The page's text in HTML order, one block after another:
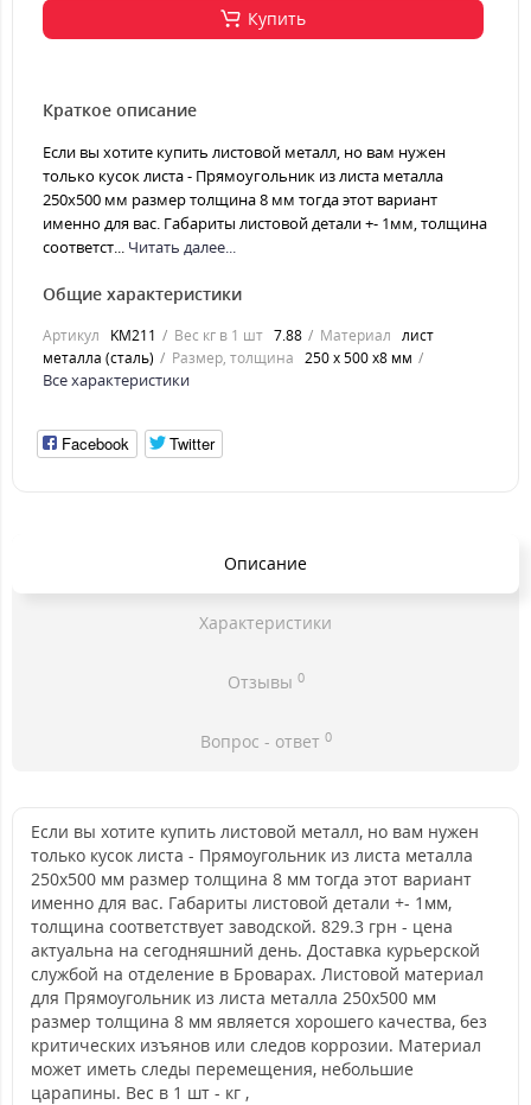
Купить
Краткое описание
Если вы хотите купить листовой металл, но вам нужен
только кусок листа - Прямоугольник из листа металла
250х500 мм размер толщина 8 мм тогда этот вариант
именно для вас. Габариты листовой детали +- 1мм, толщина
соответст... Читать далее...
Общие характеристики
Артикул KM211 Вес кг в 1 шт 7.88 Материал лист
металла (сталь)
Размер, толщина 250 х 500 х8 мм
Все характеристики
Facebook Twitter
Описание
Характеристики
Отзывы 0
Вопрос - ответ 0
Если вы хотите купить листовой металл, но вам нужен
только кусок листа - Прямоугольник из листа металла
250х500 мм размер толщина 8 мм тогда этот вариант
именно для вас. Габариты листовой детали +- 1мм,
толщина соответствует заводской. 829.3 грн - цена
актуальна на сегодняшний день. Доставка курьерской
службой на отделение в Броварах. Листовой материал
для Прямоугольник из листа металла 250х500 мм
размер толщина 8 мм является хорошего качества, без
критических изъянов или следов коррозии. Материал
может иметь следы перемещения, небольшие
царапины. Вес в 1 шт - кг ,